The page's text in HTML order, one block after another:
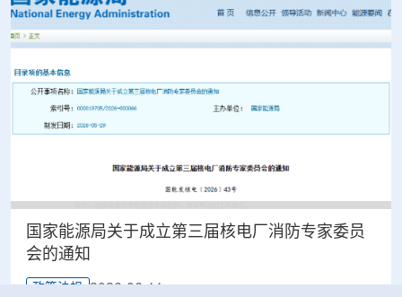
国家能源局关于成立第三届核电厂消防专家委员
会的通知
政策法规 2026-06-11